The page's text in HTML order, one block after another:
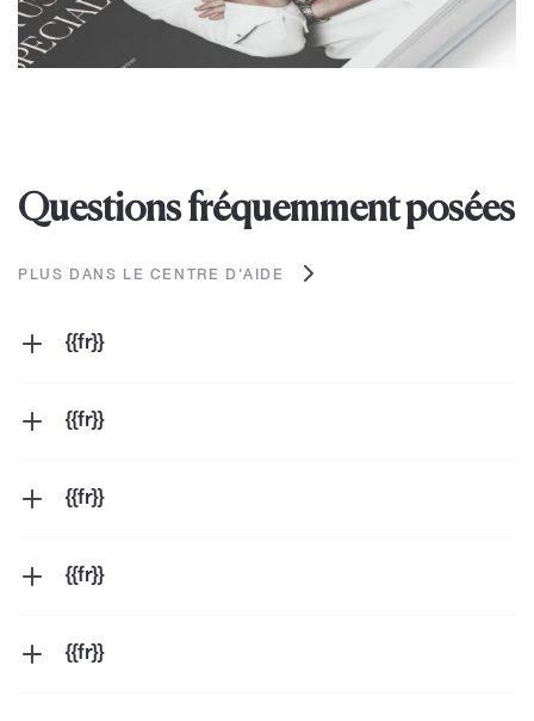
Questions fréquemment posées
PLUS DANS LE CENTRE D'AIDE
{{fr}}
{{fr}}
{{fr}}
{{fr}}
{{fr}}